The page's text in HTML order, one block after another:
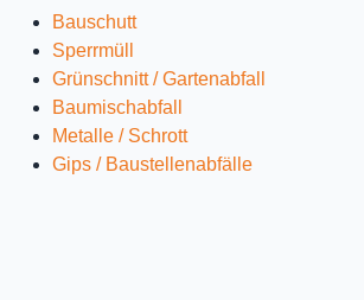
Bauschutt
Sperrmüll
Grünschnitt / Gartenabfall
Baumischabfall
Metalle / Schrott
Gips / Baustellenabfälle